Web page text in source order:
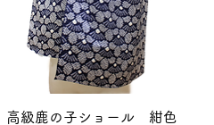
高級鹿の子ショール 紺色